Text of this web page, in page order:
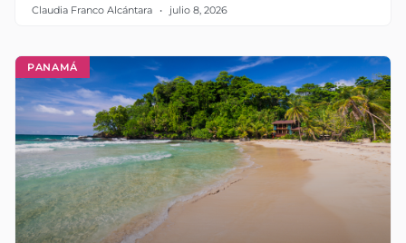
Claudia Franco Alcántara julio 8, 2026
PANAMÁ